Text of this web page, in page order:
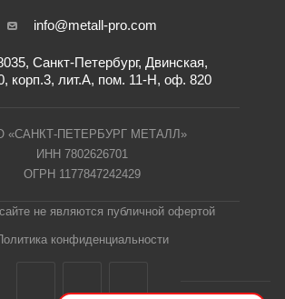
info@metall-pro.com
Санкт-Петербург, Двинская,
корп.3, лит.А, пом. 11-Н, оф. 820
«САНКТ-ПЕТЕРБУРГ МЕТАЛЛ»
ИНН 7802626701
ОГРН 1177847242429
не являются публичной офертой
конфиденциальности